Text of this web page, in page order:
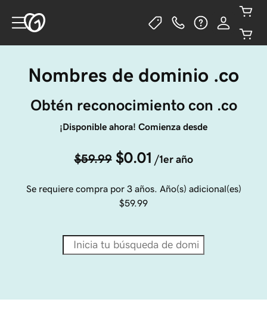
Nombres de dominio .co
Obtén reconocimiento con .co
¡Disponible ahora! Comienza desde
$59.99 $0.01 /1er año
Se requiere compra por 3 años. Año(s) adicional(es)
$59.99